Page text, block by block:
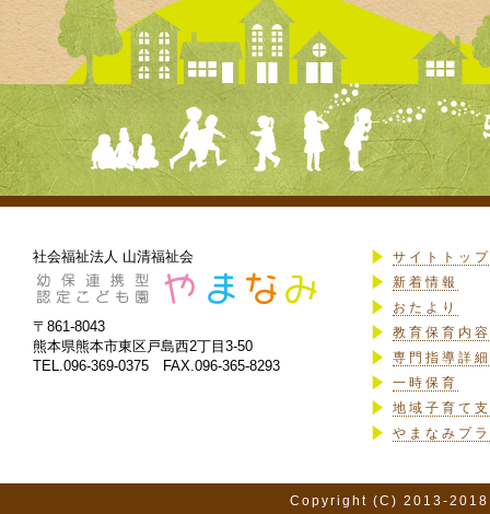
社会福祉法人 山清福祉会
〒861-8043
熊本県熊本市東区戸島西2丁目3-50
TEL.096-369-0375 FAX.096-365-8293
サイトトップ
新着情報
おたより
教育保育内
専門指導詳細
一時保育
地域子育て
やまなみプ
Copyright (C) 2013-